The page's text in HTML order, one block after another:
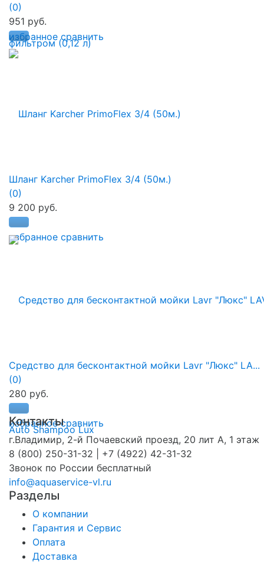
избранное сравнить
(0)
951 руб.
избранное сравнить
Шланг Karcher PrimoFlex 3/4 (50м.)
(0)
9 200 руб.
избранное сравнить
Средство для бесконтактной мойки Lavr "Люкс" LA...
(0)
280 руб.
Контакты
г.Владимир, 2-й Почаевский проезд, 20 лит А, 1 этаж
8 (800) 250-31-32 | +7 (4922) 42-31-32
Звонок по России бесплатный
info@aquaservice-vl.ru
Разделы
О компании
Гарантия и Сервис
Оплата
Доставка